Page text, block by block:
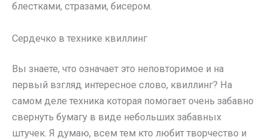
блестками, стразами, бисером.
Сердечко в технике квиллинг
Вы знаете, что означает это неповторимое и на
первый взгляд интересное слово, квиллинг? На
самом деле техника которая помогает очень забавно
свернуть бумагу в виде небольших забавных
штучек. Я думаю, всем тем кто любит творчество и